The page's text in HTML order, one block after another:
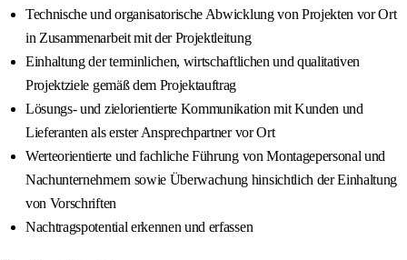
Technische und organisatorische Abwicklung von Projekten vor Ort
in Zusammenarbeit mit der Projektleitung
Einhaltung der terminlichen, wirtschaftlichen und qualitativen
Projektziele gemäß dem Projektauftrag
Lösungs- und zielorientierte Kommunikation mit Kunden und
Lieferanten als erster Ansprechpartner vor Ort
Werteorientierte und fachliche Führung von Montagepersonal und
Nachunternehmern sowie Überwachung hinsichtlich der Einhaltung
von Vorschriften
Nachtragspotential erkennen und erfassen